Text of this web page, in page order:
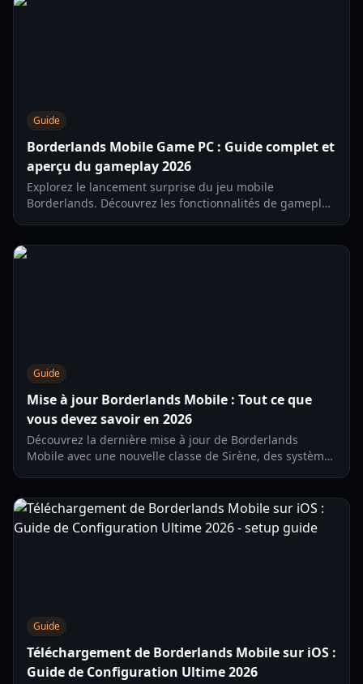
Guide
Borderlands Mobile Game PC : Guide complet et
aperçu du gameplay 2026
Explorez le lancement surprise du jeu mobile
Borderlands. Découvrez les fonctionnalités de gameplay,
Guide
Mise à jour Borderlands Mobile : Tout ce que
vous devez savoir en 2026
Découvrez la dernière mise à jour de Borderlands
Mobile avec une nouvelle classe de Sirène, des systèmes
Guide
Téléchargement de Borderlands Mobile sur iOS :
Guide de Configuration Ultime 2026